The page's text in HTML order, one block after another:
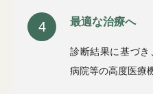
4 最適な治療へ
診断結果に基づ
病院等の高度医療